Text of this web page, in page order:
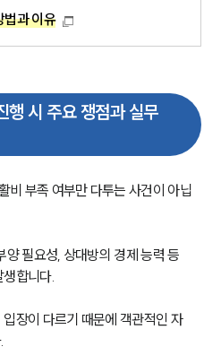
법과 이유
행 시 주요 쟁점과 실무
비 부족 여부만 다투는 사건이 아닙
필요성, 상대방의 경제 능력 등
합니다.
장이 다르기 때문에 객관적인 자